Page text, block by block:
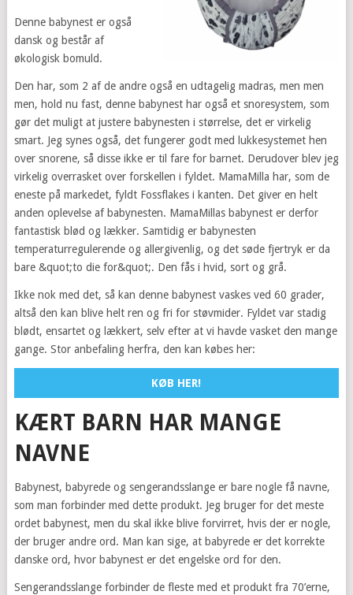
Denne babynest er også
dansk og består af
økologisk bomuld.
Den har, som 2 af de andre også en udtagelig madras, men men
men, hold nu fast, denne babynest har også et snoresystem, som
gør det muligt at justere babynesten i størrelse, det er virkelig
smart. Jeg synes også, det fungerer godt med lukkesystemet hen
over snorene, så disse ikke er til fare for barnet. Derudover blev jeg
virkelig overrasket over forskellen i fyldet. MamaMilla har, som de
eneste på markedet, fyldt Fossflakes i kanten. Det giver en helt
anden oplevelse af babynesten. MamaMillas babynest er derfor
fantastisk blød og lækker. Samtidig er babynesten
temperaturregulerende og allergivenlig, og det søde fjertryk er da
bare &quot;to die for&quot;. Den fås i hvid, sort og grå.
Ikke nok med det, så kan denne babynest vaskes ved 60 grader,
altså den kan blive helt ren og fri for støvmider. Fyldet var stadig
blødt, ensartet og lækkert, selv efter at vi havde vasket den mange
gange. Stor anbefaling herfra, den kan købes her:
KØB HER!
KÆRT BARN HAR MANGE
NAVNE
Babynest, babyrede og sengerandsslange er bare nogle få navne,
som man forbinder med dette produkt. Jeg bruger for det meste
ordet babynest, men du skal ikke blive forvirret, hvis der er nogle,
der bruger andre ord. Man kan sige, at babyrede er det korrekte
danske ord, hvor babynest er det engelske ord for den.
Sengerandsslange forbinder de fleste med et produkt fra 70’erne,